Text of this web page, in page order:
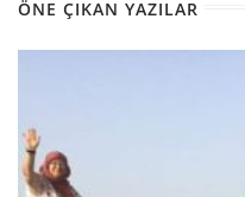
ÖNE ÇIKAN YAZILAR